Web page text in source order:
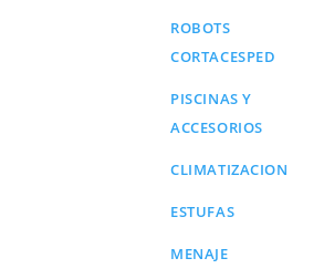
ROBOTS
CORTACESPED
PISCINAS Y
ACCESORIOS
CLIMATIZACION
ESTUFAS
MENAJE